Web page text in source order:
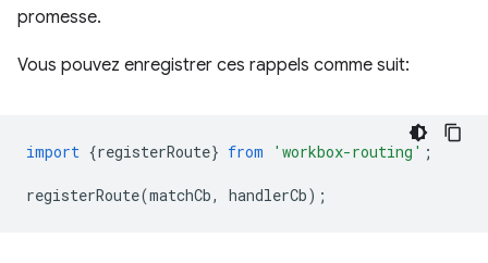
promesse.
Vous pouvez enregistrer ces rappels comme suit:
import {registerRoute} from 'workbox-routing' ;
registerRoute(matchCb, handlerCb);